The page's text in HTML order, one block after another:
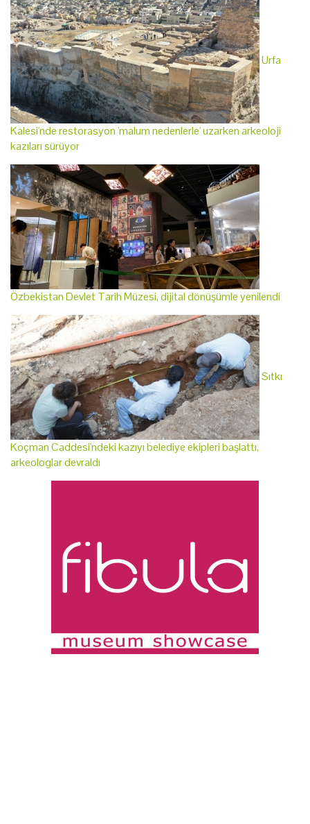
Urfa
Kalesi'nde restorasyon 'malum nedenlerle' uzarken arkeoloji
kazıları sürüyor
Özbekistan Devlet Tarih Müzesi, dijital dönüşümle yenilendi
Sıtkı
Koçman Caddesi'ndeki kazıyı belediye ekipleri başlattı,
arkeologlar devraldı